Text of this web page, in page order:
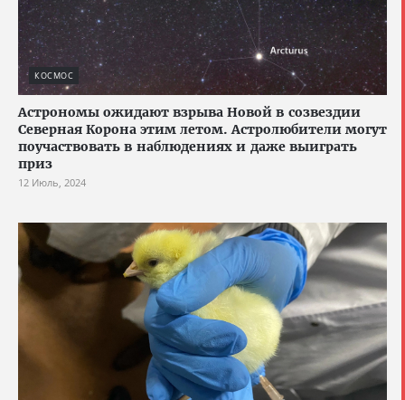
КОСМОС
Астрономы ожидают взрыва Новой в созвездии
Северная Корона этим летом. Астролюбители могут
поучаствовать в наблюдениях и даже выиграть
приз
12 Июль, 2024